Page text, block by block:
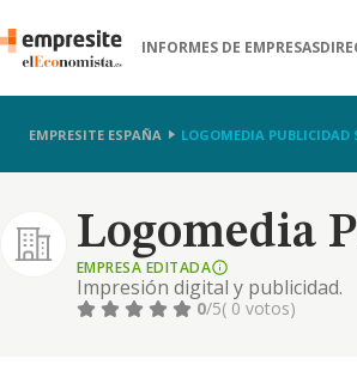
INFORMES DE EMPRESAS
EMPRESITE ESPAÑA LOGOMEDIA PUBLICIDAD
Logomedia
EMPRESA EDITADA
Impresión digital y publicidad.
0/5( 0 votos)